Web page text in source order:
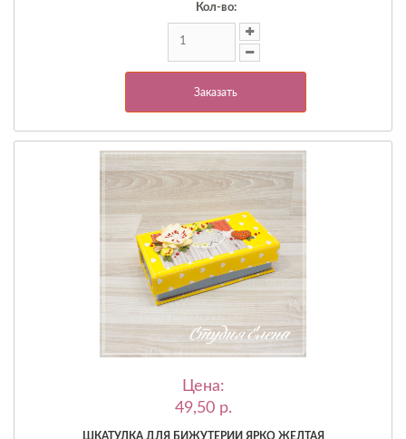
Кол-во:
Заказать
Цена:
49,50 p.
ШКАТУЛКА ДЛЯ БИЖУТЕРИИ ЯРКО ЖЕЛТАЯ